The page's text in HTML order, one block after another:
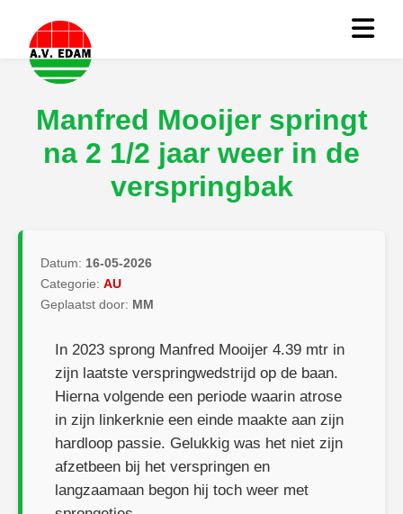
Manfred Mooijer springt
na 2 1/2 jaar weer in de
verspringbak
Datum: 16-05-2026
Categorie: AU
Geplaatst door: MM
In 2023 sprong Manfred Mooijer 4.39 mtr in
zijn laatste verspringwedstrijd op de baan.
Hierna volgende een periode waarin atrose
in zijn linkerknie een einde maakte aan zijn
hardloop passie. Gelukkig was het niet zijn
afzetbeen bij het verspringen en
langzaamaan begon hij toch weer met